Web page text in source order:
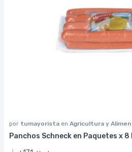
por tumayorista en Agricultura y
Panchos Schneck en Paquetes x